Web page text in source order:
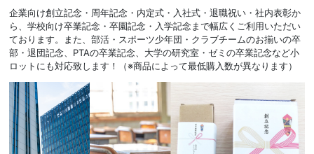
企業向け創立記念・周年記念・内定式・入社式・退職祝い・社内表彰か
ら、学校向け卒業記念・卒園記念・入学記念まで幅広くご利用いただい
ております。また、部活・スポーツ少年団・クラブチームのお揃いの卒
部・退団記念、PTAの卒業記念、大学の研究室・ゼミの卒業記念など小
ロットにも対応致します！（※商品によって最低購入数が異なります）